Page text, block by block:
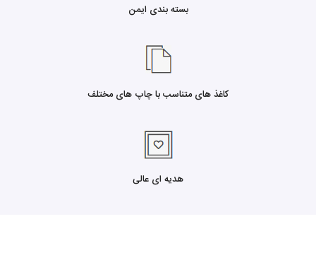
بسته بندی ایمن
کاغذ های متناسب با چاپ های مختلف
هدیه ای عالی